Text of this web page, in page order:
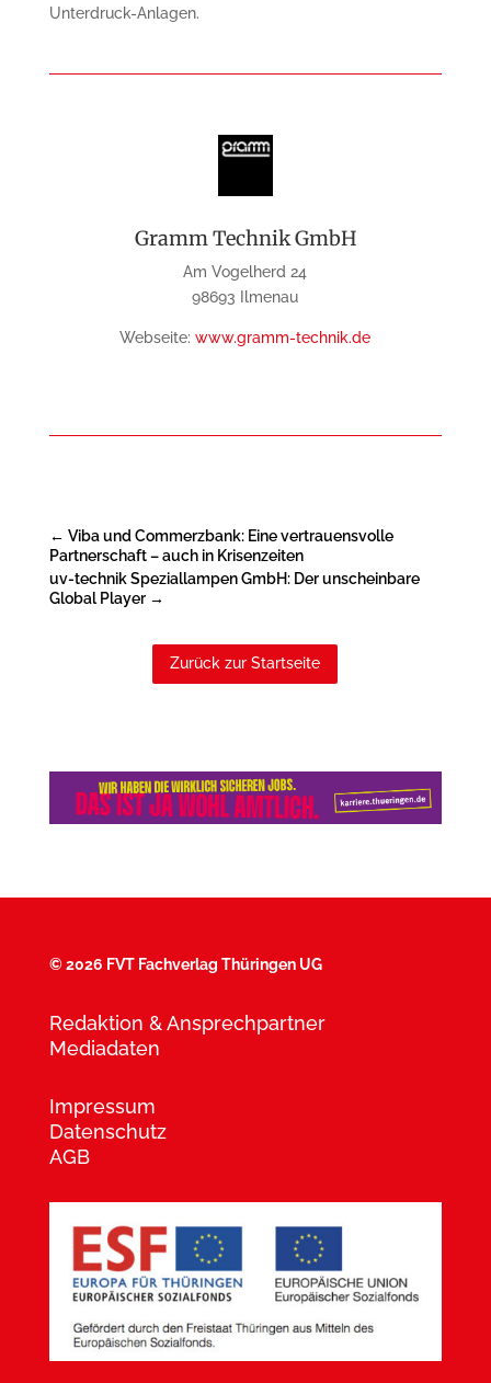
Unterdruck-Anlagen.
Gramm Technik GmbH
Am Vogelherd 24
98693 Ilmenau
Webseite:www.gramm-technik.de
← Viba und Commerzbank: Eine vertrauensvolle
Partnerschaft – auch in Krisenzeiten
uv-technik Speziallampen GmbH: Der unscheinbare
Global Player→
Zurück zur Startseite
©2026 FVT Fachverlag Thüringen UG
Redaktion & Ansprechpartner
Mediadaten
Impressum
Datenschutz
AGB